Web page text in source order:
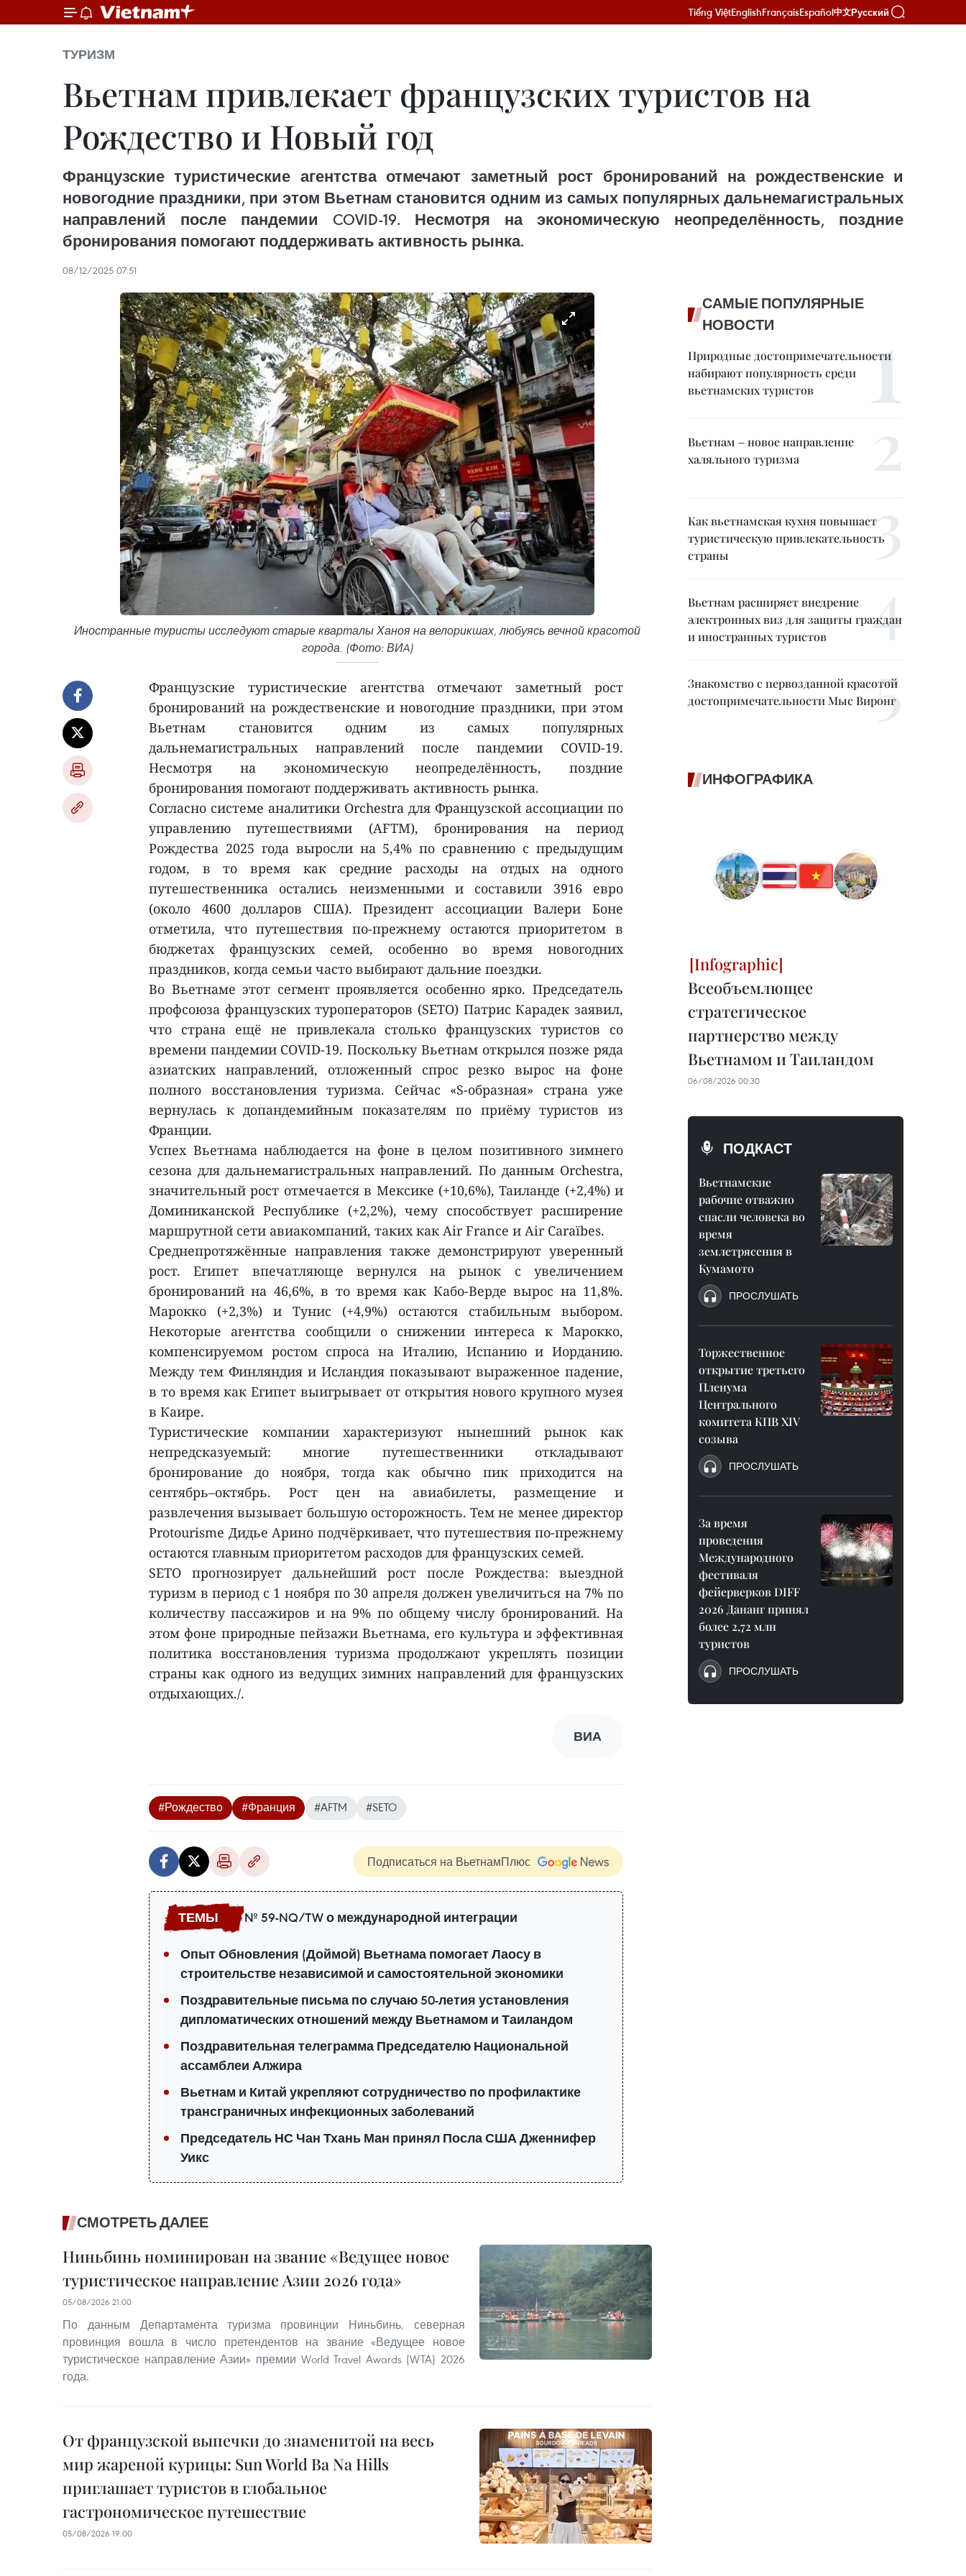
Tiếng ViệtEnglishFrançaisEspañol中文Русский
ТУРИЗМ
Вьетнам привлекает французских туристов на
Рождество и Новый год
Французские туристические агентства отмечают заметный рост бронирований на рождественские и
новогодние праздники, при этом Вьетнам становится одним из самых популярных дальнемагистральных
направлений после пандемии COVID-19. Несмотря на экономическую неопределённость, поздние
бронирования помогают поддерживать активность рынка.
08/12/2025 07:51
Иностранные туристы исследуют старые кварталы Ханоя на велорикшах, любуясь вечной красотой
города. (Фото: ВИA)
Французские туристические агентства отмечают заметный рост
бронирований на рождественские и новогодние праздники, при этом
Вьетнам становится одним из самых популярных
дальнемагистральных направлений после пандемии COVID-19.
Несмотря на экономическую неопределённость, поздние
бронирования помогают поддерживать активность рынка.
Согласно системе аналитики Orchestra для Французской ассоциации по
управлению путешествиями (AFTM), бронирования на период
Рождества 2025 года выросли на 5,4% по сравнению с предыдущим
годом, в то время как средние расходы на отдых на одного
путешественника остались неизменными и составили 3916 евро
(около 4600 долларов США). Президент ассоциации Валери Боне
отметила, что путешествия по-прежнему остаются приоритетом в
бюджетах французских семей, особенно во время новогодних
праздников, когда семьи часто выбирают дальние поездки.
Во Вьетнаме этот сегмент проявляется особенно ярко. Председатель
профсоюза французских туроператоров (SETO) Патрис Карадек заявил,
что страна ещё не привлекала столько французских туристов со
времени пандемии COVID-19. Поскольку Вьетнам открылся позже ряда
азиатских направлений, отложенный спрос резко вырос на фоне
полного восстановления туризма. Сейчас «S-образная» страна уже
вернулась к допандемийным показателям по приёму туристов из
Франции.
Успех Вьетнама наблюдается на фоне в целом позитивного зимнего
сезона для дальнемагистральных направлений. По данным Orchestra,
значительный рост отмечается в Мексике (+10,6%), Таиланде (+2,4%) и
Доминиканской Республике (+2,2%), чему способствует расширение
маршрутной сети авиакомпаний, таких как Air France и Air Caraïbes.
Среднепротяжённые направления также демонстрируют уверенный
рост. Египет впечатляюще вернулся на рынок с увеличением
бронирований на 46,6%, в то время как Кабо-Верде вырос на 11,8%.
Марокко (+2,3%) и Тунис (+4,9%) остаются стабильным выбором.
Некоторые агентства сообщили о снижении интереса к Марокко,
компенсируемом ростом спроса на Италию, Испанию и Иорданию.
Между тем Финляндия и Исландия показывают выраженное падение,
в то время как Египет выигрывает от открытия нового крупного музея
в Каире.
Туристические компании характеризуют нынешний рынок как
непредсказуемый: многие путешественники откладывают
бронирование до ноября, тогда как обычно пик приходится на
сентябрь–октябрь. Рост цен на авиабилеты, размещение и
развлечения вызывает большую осторожность. Тем не менее директор
Protourisme Дидье Арино подчёркивает, что путешествия по-прежнему
остаются главным приоритетом расходов для французских семей.
SETO прогнозирует дальнейший рост после Рождества: выездной
туризм в период с 1 ноября по 30 апреля должен увеличиться на 7% по
количеству пассажиров и на 9% по общему числу бронирований. На
этом фоне природные пейзажи Вьетнама, его культура и эффективная
политика восстановления туризма продолжают укреплять позиции
страны как одного из ведущих зимних направлений для французских
отдыхающих./.
ВИА
#Рождество #Франция #AFTM #SETO
Подписаться на ВьетнамПлюс
№ 59-NQ/TW о международной интеграции
Опыт Обновления (Доймой) Вьетнама помогает Лаосу в
строительстве независимой и самостоятельной экономики
Поздравительные письма по случаю 50-летия установления
дипломатических отношений между Вьетнамом и Таиландом
Поздравительная телеграмма Председателю Национальной
ассамблеи Алжира
Вьетнам и Китай укрепляют сотрудничество по профилактике
трансграничных инфекционных заболеваний
Председатель НС Чан Тхань Ман принял Посла США Дженнифер
Уикс
СМОТРЕТЬ ДАЛЕЕ
Ниньбинь номинирован на звание «Ведущее новое
туристическое направление Азии 2026 года»
05/08/2026 21:00
По данным Департамента туризма провинции Ниньбинь, северная
провинция вошла в число претендентов на звание «Ведущее новое
туристическое направление Азии» премии World Travel Awards (WTA) 2026
года.
От французской выпечки до знаменитой на весь
мир жареной курицы: Sun World Ba Na Hills
приглашает туристов в глобальное
гастрономическое путешествие
05/08/2026 19:00
САМЫЕ ПОПУЛЯРНЫЕ
НОВОСТИ
Природные достопримечательности
набирают популярность среди
вьетнамских туристов
Вьетнам – новое направление
халяльного туризма
Как вьетнамская кухня повышает
туристическую привлекательность
страны
Вьетнам расширяет внедрение
электронных виз для защиты граждан
и иностранных туристов
Знакомство с первозданной красотой
достопримечательности Мыс Виронг
ИНФОГРАФИКА
Всеобъемлющее
стратегическое
партнерство между
Вьетнамом и Таиландом
06/08/2026 00:30
ПОДКАСТ
Вьетнамские
рабочие отважно
спасли человека во
время
землетрясения в
Кумамото
ПРОСЛУШАТЬ
Торжественное
открытие третьего
Пленума
Центрального
комитета КПВ XIV
созыва
ПРОСЛУШАТЬ
За время
проведения
Международного
фестиваля
фейерверков DIFF
2026 Дананг принял
более 2,72 млн
туристов
ПРОСЛУШАТЬ